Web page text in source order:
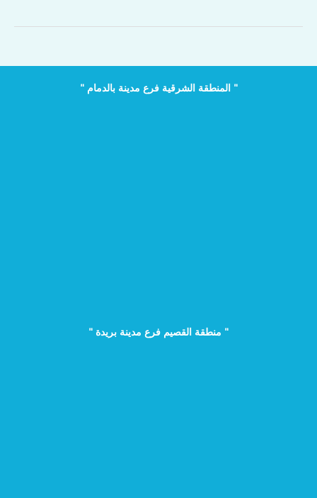
وخزانات
" المنطقة الشرقية فرع مدينة بالدمام "
" منطقة القصيم فرع مدينة بريدة "